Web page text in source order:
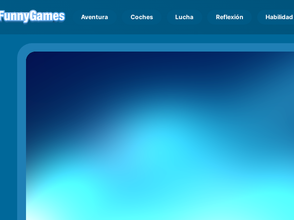
Aventura Coches Lucha Reflexión Habilidad